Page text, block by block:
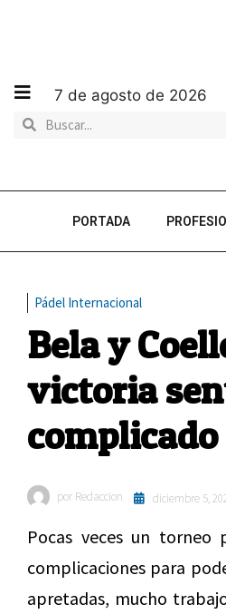
7 de agosto de 2026
PORTADA
Pádel Internacional
Bela y
victoria
complicado
por Redaccion diciembre 5,
Pocas veces un
complicaciones para
apretadas, mucho